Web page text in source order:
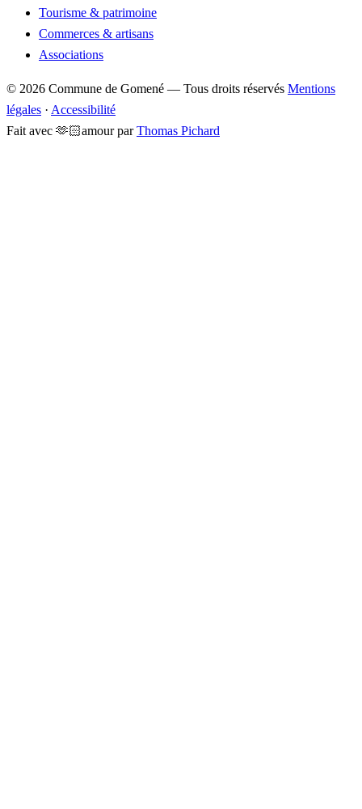
Tourisme & patrimoine
Commerces & artisans
Associations
© 2026 Commune de Gomené — Tous droits réservés Mentions
légales · Accessibilité
Fait avec 🫶🏻amourparThomas Pichard